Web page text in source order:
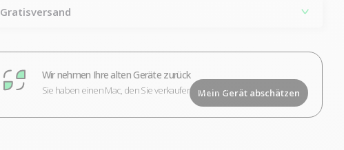
Gratisversand
Wir nehmen Ihre alten Geräte zurück
Sie haben einen Mac, den Sie verkaufen möchten?Mein Gerät abschätzen